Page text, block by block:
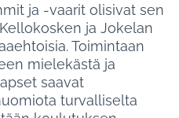
ja -vaarit olisivat sen
ja Jokelan
Toimintaan
mielekästä ja
saavat
turvalliselta